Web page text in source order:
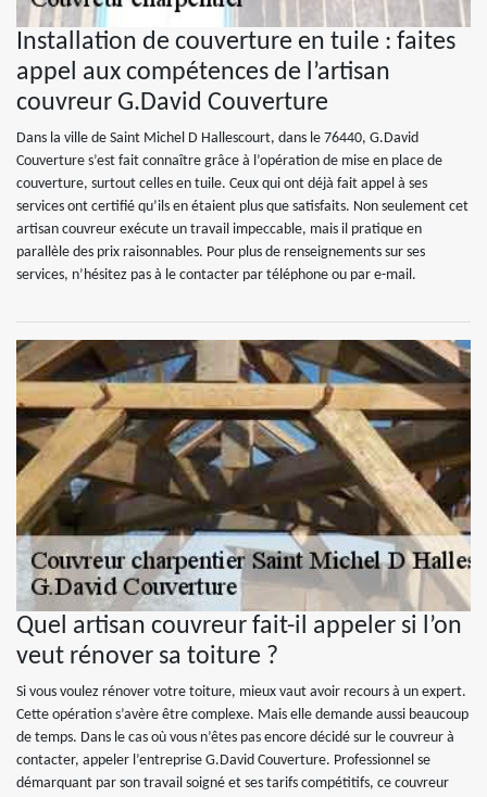
Installation de couverture en tuile : faites
appel aux compétences de l’artisan
couvreur G.David Couverture
Dans la ville de Saint Michel D Hallescourt, dans le 76440, G.David
Couverture s’est fait connaître grâce à l’opération de mise en place de
couverture, surtout celles en tuile. Ceux qui ont déjà fait appel à ses
services ont certifié qu’ils en étaient plus que satisfaits. Non seulement cet
artisan couvreur exécute un travail impeccable, mais il pratique en
parallèle des prix raisonnables. Pour plus de renseignements sur ses
services, n’hésitez pas à le contacter par téléphone ou par e-mail.
Quel artisan couvreur fait-il appeler si l’on
veut rénover sa toiture ?
Si vous voulez rénover votre toiture, mieux vaut avoir recours à un expert.
Cette opération s’avère être complexe. Mais elle demande aussi beaucoup
de temps. Dans le cas où vous n’êtes pas encore décidé sur le couvreur à
contacter, appeler l’entreprise G.David Couverture. Professionnel se
démarquant par son travail soigné et ses tarifs compétitifs, ce couvreur